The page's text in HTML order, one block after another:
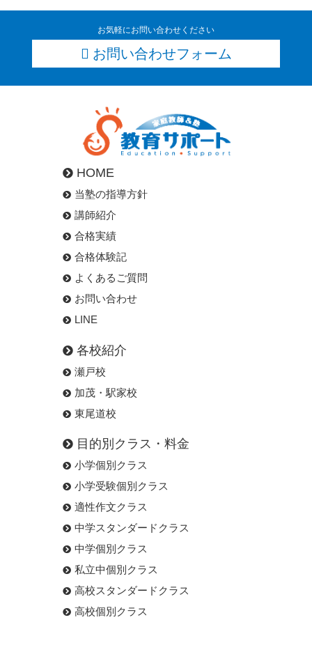
お気軽にお問い合わせください
お問い合わせフォーム
HOME
当塾の指導方針
講師紹介
合格実績
合格体験記
よくあるご質問
お問い合わせ
LINE
各校紹介
瀬戸校
加茂・駅家校
東尾道校
目的別クラス・料金
小学個別クラス
小学受験個別クラス
適性作文クラス
中学スタンダードクラス
中学個別クラス
私立中個別クラス
高校スタンダードクラス
高校個別クラス